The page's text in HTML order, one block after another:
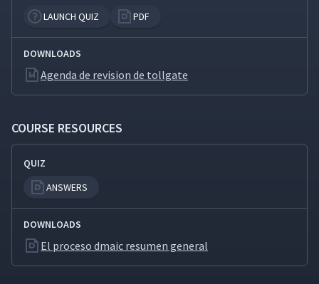
LAUNCH QUIZ
PDF
DOWNLOADS
Agenda de revision de tollgate
COURSE RESOURCES
QUIZ
ANSWERS
DOWNLOADS
El proceso dmaic resumen general